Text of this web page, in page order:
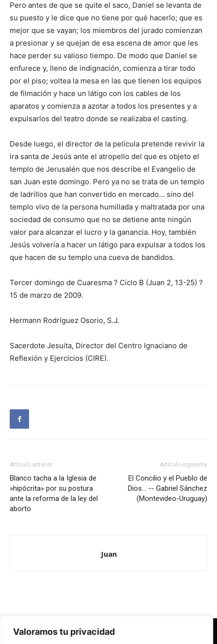
Valoramos tu privacidad
Pero antes de que se quite el saco, Daniel se levanta de
su puesto y le dice que no tiene por qué hacerlo; que es
mejor que se vayan; los miembros del jurado comienzan
a presionar y se quejan de esa escena de amor que les
hace perder su valioso tiempo. De modo que Daniel se
enfurece y, lleno de indignación, comienza a tirar todo
por el piso; voltea la mesa en las que tienen los equipos
de filmación y hace un látigo con los cables de los
aparatos y comienza a azotar a todos los presentes y a
expulsarlos del teatro donde se realizaba el casting.
Desde luego, el director de la película pretende revivir la
ira santa de Jesús ante el atropello del que es objeto el
templo de Jerusalén que nos describe el Evangelio de
san Juan este domingo. Pero ya no se trata de un templo
de ladrillos que han convertido en mercado… sino del
templo vivo de la persona humillada y maltratada por una
sociedad de consumo que no se detiene ante ningún
valor para alcanzar el lucro y la ganancia. Hoy, también
Jesús volvería a hacer un látigo para expulsar a todos los
que hacen de su templo una cueva de bandidos.
Tercer domingo de Cuaresma ? Ciclo B (Juan 2, 13-25) ?
15 de marzo de 2009.
Hermann Rodríguez Osorio, S.J.
Sacerdote Jesuita, Director del Centro Ignaciano de
Reflexión y Ejercicios (CIRE).
Artículo anterior
Blanco tacha a la Iglesia de
»hipócrita» por su postura
ante la reforma de la ley del
aborto
Artículo siguiente
El Concilio y el Pueblo de
Dios… -- Gabriel Sánchez
(Montevideo-Uruguay)
Juan
Redes Cristianas